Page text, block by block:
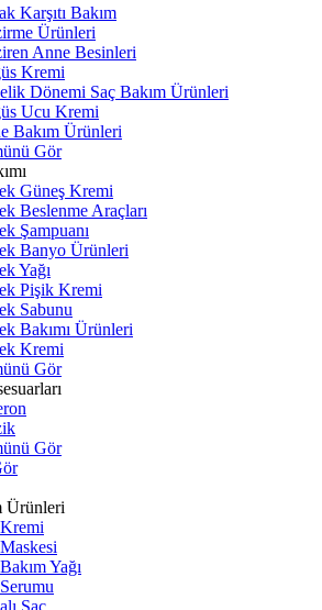
Karşıtı Bakım
Ürünleri
Anne Besinleri
Kremi
Dönemi Saç Bakım Ürünleri
Ucu Kremi
Bakım Ürünleri
Gör
Güneş Kremi
Beslenme Araçları
Şampuanı
Banyo Ürünleri
Yağı
Pişik Kremi
Sabunu
Bakımı Ürünleri
Kremi
Gör
Gör
Ürünleri
Yağı
Saç